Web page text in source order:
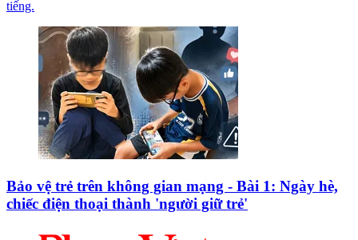
tiếng.
Bảo vệ trẻ trên không gian mạng - Bài 1: Ngày hè,
chiếc điện thoại thành 'người giữ trẻ'